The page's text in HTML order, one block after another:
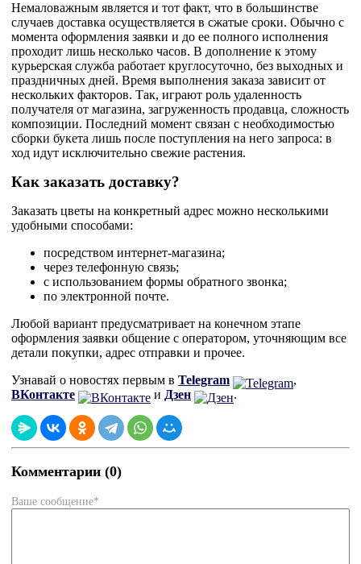
Немаловажным является и тот факт, что в большинстве
случаев доставка осуществляется в сжатые сроки. Обычно с
момента оформления заявки и до ее полного исполнения
проходит лишь несколько часов. В дополнение к этому
курьерская служба работает круглосуточно, без выходных и
праздничных дней. Время выполнения заказа зависит от
нескольких факторов. Так, играют роль удаленность
получателя от магазина, загруженность продавца, сложность
композиции. Последний момент связан с необходимостью
сборки букета лишь после поступления на него запроса: в
ход идут исключительно свежие растения.
Как заказать доставку?
Заказать цветы на конкретный адрес можно несколькими
удобными способами:
посредством интернет-магазина;
через телефонную связь;
с использованием формы обратного звонка;
по электронной почте.
Любой вариант предусматривает на конечном этапе
оформления заявки общение с оператором, уточняющим все
детали покупки, адрес отправки и прочее.
Узнавай о новостях первым в Telegram
,
ВКонтакте
и Дзен .
Комментарии (0)
Ваше сообщение*